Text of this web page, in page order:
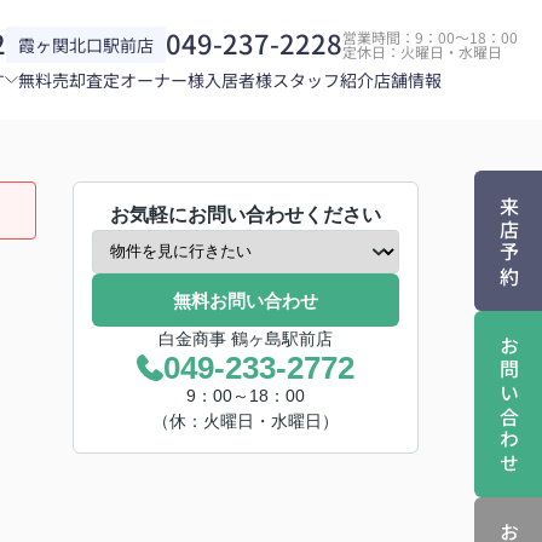
霞ヶ関北口駅前店 049-237-2228営業時間：9：00～18：00
定休日：火曜日・水曜日
無料売却査定オーナー様入居者様スタッフ紹介店舗情報
来店予約
お問い合わせ
お気軽にお問い合わせください
無料お問い合わせ
白金商事 鶴ヶ島駅前店
049-233-2772
9：00～18：00
（休：火曜日・水曜日）